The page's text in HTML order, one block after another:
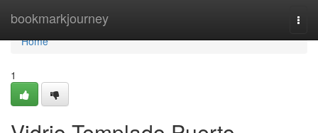
bookmarkjourney
Home
Home
1